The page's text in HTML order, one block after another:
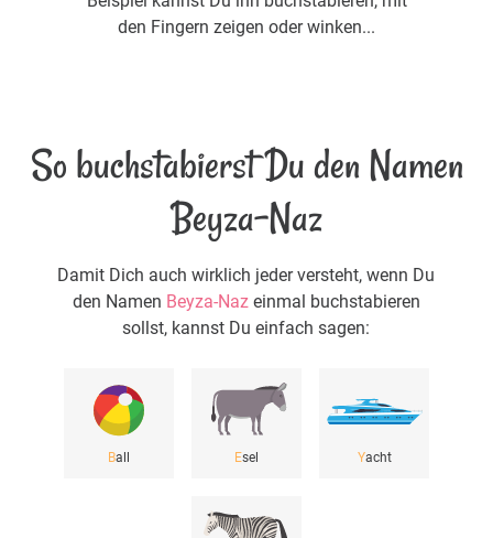
den Fingern zeigen oder winken...
So buchstabierst Du den Namen
Beyza-Naz
Damit Dich auch wirklich jeder versteht, wenn Du
den Namen Beyza-Nazeinmal buchstabieren
sollst, kannst Du einfach sagen:
Ball Esel Yacht